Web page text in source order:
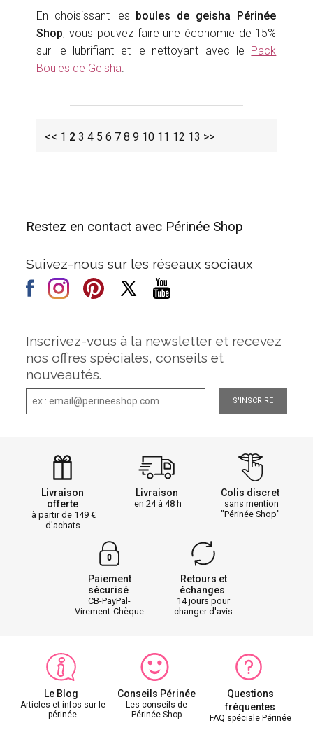
En choisissant les boules de geisha Périnée
Shop, vous pouvez faire une économie de 15%
sur le lubrifiant et le nettoyant avec le Pack
Boules de Geisha
<< 1 2 3 4 5 6 7 8 9 10 11 12 13 >>
Restez en contact avec Périnée Shop
Suivez-nous sur les réseaux sociaux
Inscrivez-vous à la newsletter et recevez
nos offres spéciales, conseils et
nouveautés.
S'INSCRIRE
Livraison
offerte
à partir de 149
d'achats
Livraison
en 24 à 48 h
Colis discret
sans mention
"Périnée Shop"
Paiement
sécurisé
CB-PayPal-
Virement-Chèque
Retours et
échanges
14 jours pour
changer d'avis
Le Blog
Articles et infos sur le
périnée
Conseils Périnée
Les conseils de
Périnée Shop
Questions
fréquentes
FAQ spéciale Périnée